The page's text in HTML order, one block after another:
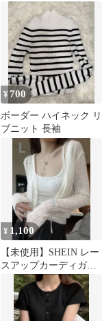
Tシャツ 4枚 まとめ売
り
¥700
ボーダー ハイネック リ
ブニット 長袖
¥ 1,100
【未使用】SHEIN レー
スアップカーディガン